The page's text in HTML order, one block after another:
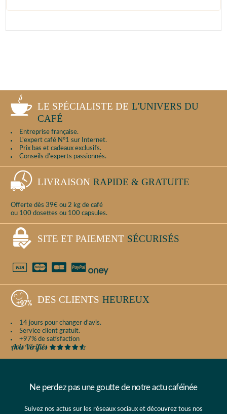
LE SPÉCIALISTE DE L'UNIVERS DU
CAFÉ
Entreprise française.
L'expert café N°1 sur Internet.
Prix bas et cadeaux exclusifs.
Conseils d'experts passionnés.
LIVRAISON RAPIDE & GRATUITE
Offerte dès 39€ ou 2 kg de café
ou 100 dosettes ou 100 capsules.
SITE ET PAIEMENT SÉCURISÉS
DES CLIENTS HEUREUX
14 jours pour changer d'avis.
Service client gratuit.
+97% de satisfaction
Ne perdez pas une goutte de notre actu caféinée
Suivez nos actus sur les réseaux sociaux et découvrez tous nos